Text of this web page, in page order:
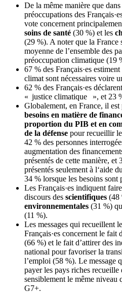
De la même manière que
préoccupations des
vote concernent
soins de santé (30 %) et les
(29 %). A noter que la France
moyenne de l’ensemble des
préoccupation climatique (19
67 % des Français·es
climat sont nécessaires voire
62 % des Français·es
« justice climatique », et 23
Globalement, en France, il est
besoins en matière de
proportion du PIB et en
de la défense pour recueillir
42 % des personnes
augmentation des
présentés de cette manière, et
présentés seulement à l‘aide
34 % lorsque les besoins sont
Les Français·es indiquent
discours des scientifiques (48
environnementales (31 %)
(11 %).
Les messages qui recueillent
Français·es concernent le fait
(66 %) et le fait d’attirer des
national pour favoriser la
l’emploi (58 %). Le message
payer les pays riches
sensiblement le même niveau
G7+.